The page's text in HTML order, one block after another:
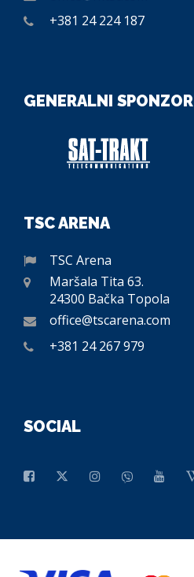
+381 24 224 187
GENERALNI SPONZOR
TSC ARENA
TSC Arena
Maršala Tita 63.
24300 Bačka Topola
office@tscarena.com
+381 24 267 979
SOCIAL